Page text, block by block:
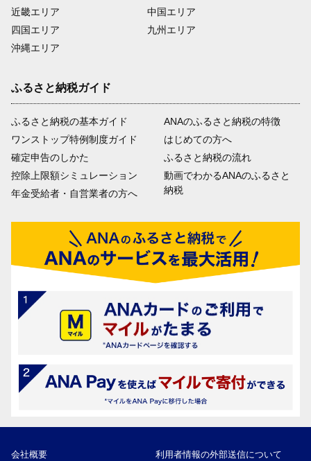
近畿エリア
四国エリア
沖縄エリア
中国エリア
九州エリア
ふるさと納税ガイド
ふるさと納税の基本ガイド
ワンストップ特例制度ガイド
確定申告のしかた
控除上限額シミュレーション
年金受給者・自営業者の方へ
ANAのふるさと納税の特徴
はじめての方へ
ふるさと納税の流れ
動画でわかるANAのふるさと
納税
会社概要 利用者情報の外部送信について